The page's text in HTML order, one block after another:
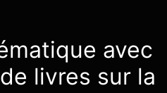
avec
livres sur la